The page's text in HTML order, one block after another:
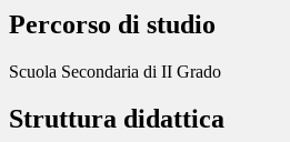
Percorso di studio
Scuola Secondaria di II Grado
Struttura didattica